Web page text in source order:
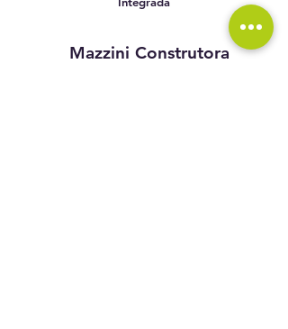
Mazzini Construtora